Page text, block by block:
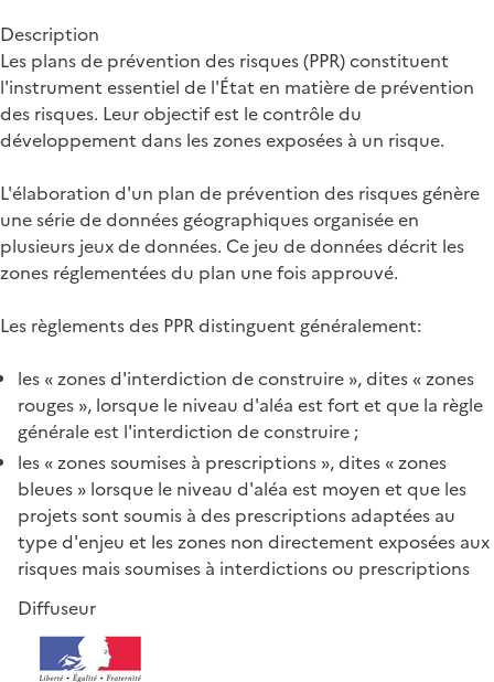
Description
Les plans de prévention des risques (PPR) constituent
l'instrument essentiel de l'État en matière de prévention
des risques. Leur objectif est le contrôle du
développement dans les zones exposées à un risque.
L'élaboration d'un plan de prévention des risques génère
une série de données géographiques organisée en
plusieurs jeux de données. Ce jeu de données décrit les
zones réglementées du plan une fois approuvé.
Les règlements des PPR distinguent généralement:
les « zones d'interdiction de construire », dites « zones
rouges », lorsque le niveau d'aléa est fort et que la règle
générale est l'interdiction de construire ;
les « zones soumises à prescriptions », dites « zones
bleues » lorsque le niveau d'aléa est moyen et que les
projets sont soumis à des prescriptions adaptées au
type d'enjeu et les zones non directement exposées aux
risques mais soumises à interdictions ou prescriptions
Diffuseur